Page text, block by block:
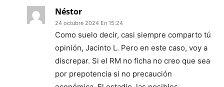
Néstor
24 octubre 2024 En 15:24
Como suelo decir, casi siempre comparto tú
opinión, Jacinto L. Pero en este caso, voy a
discrepar. Si el RM no ficha no creo que sea
por prepotencia si no precaución